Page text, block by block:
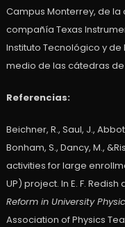
Campus Monterrey, de
compañía Texas
Instituto Tecnológico y
medio de las cátedras de
Referencias:
Beichner, R., Saul, J.,
Bonham, S., Dancy, M.,
activities for large
UP) project. In E. F.
Reform in University
Association of Physics